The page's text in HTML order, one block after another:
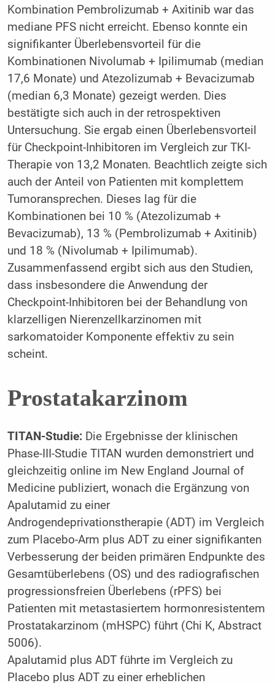
Kombination Pembrolizumab + Axitinib war das
mediane PFS nicht erreicht. Ebenso konnte ein
signifikanter Überlebensvorteil für die
Kombinationen Nivolumab + Ipilimumab (median
17,6 Monate) und Atezolizumab + Bevacizumab
(median 6,3 Monate) gezeigt werden. Dies
bestätigte sich auch in der retrospektiven
Untersuchung. Sie ergab einen Überlebensvorteil
für Checkpoint-Inhibitoren im Vergleich zur TKI-
Therapie von 13,2 Monaten. Beachtlich zeigte sich
auch der Anteil von Patienten mit komplettem
Tumoransprechen. Dieses lag für die
Kombinationen bei 10 % (Atezolizumab +
Bevacizumab), 13 % (Pembrolizumab + Axitinib)
und 18 % (Nivolumab + Ipilimumab).
Zusammenfassend ergibt sich aus den Studien,
dass insbesondere die Anwendung der
Checkpoint-Inhibitoren bei der Behandlung von
klarzelligen Nierenzellkarzinomen mit
sarkomatoider Komponente effektiv zu sein
scheint.
Prostatakarzinom
TITAN-Studie:Die Ergebnisse der klinischen
Phase-III-Studie TITAN wurden demonstriert und
gleichzeitig online im New England Journal of
Medicine publiziert, wonach die Ergänzung von
Apalu­tamid zu einer
Androgendeprivationstherapie (ADT) im Vergleich
zum Placebo-Arm plus ADT zu einer signifikanten
Verbesserung der beiden primären Endpunkte des
Gesamtüberlebens (OS) und des radiografischen
progressionsfreien Überlebens (rPFS) bei
Patienten mit metastasiertem hormonresistentem
Prostatakarzinom (mHSPC) führt (Chi K, Abstract
5006).
Apalutamid plus ADT führte im Vergleich zu
Placebo plus ADT zu einer erheblichen